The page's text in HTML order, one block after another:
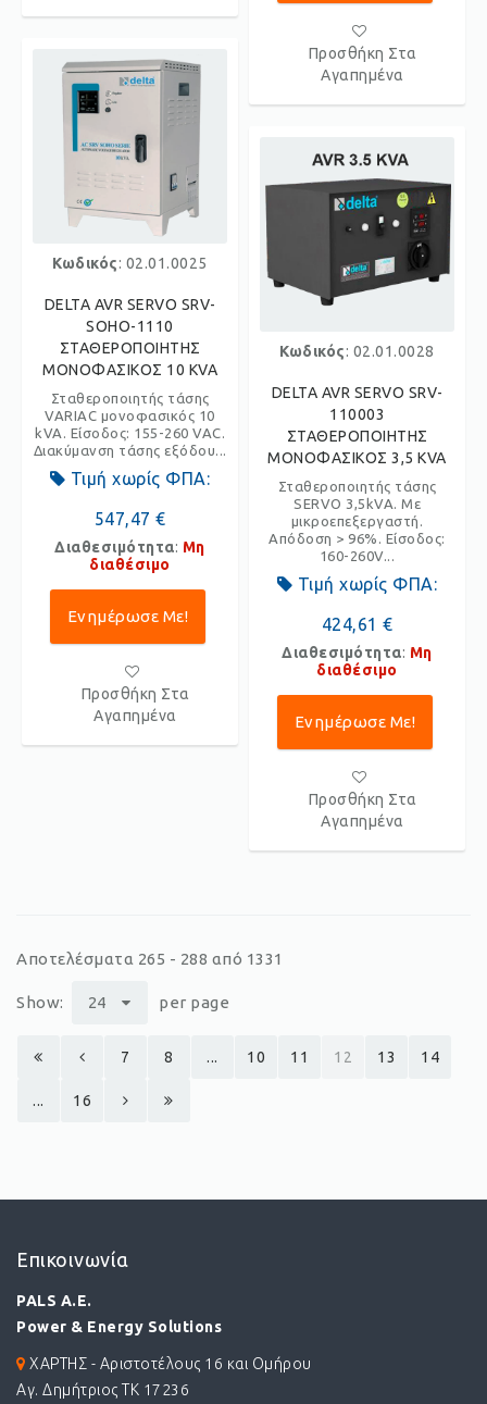
Κωδικός: 02.01.0025
DELTA AVR SERVO SRV-
SOHO-1110
ΣΤΑΘΕΡΟΠΟΙΗΤΗΣ
ΜΟΝΟΦΑΣΙΚΟΣ 10 KVA
Σταθεροποιητής τάσης
VARIAC μονοφασικός 10
kVA. Είσοδος: 155-260 VAC.
Διακύμανση τάσης εξόδου...
Τιμή χωρίς ΦΠΑ:
547,47 €
Διαθεσιμότητα: Μη
διαθέσιμο
Ενημέρωσε Με!
Προσθήκη Στα
Αγαπημένα
Προσθήκη Στα
Αγαπημένα
Κωδικός: 02.01.0028
DELTA AVR SERVO SRV-
110003
ΣΤΑΘΕΡΟΠΟΙΗΤΗΣ
ΜΟΝΟΦΑΣΙΚΟΣ 3,5 KVA
Σταθεροποιητής τάσης
SERVO 3,5kVA. Με
μικροεπεξεργαστή.
Απόδοση > 96%. Είσοδος:
160-260V...
Τιμή χωρίς ΦΠΑ:
424,61 €
Διαθεσιμότητα: Μη
διαθέσιμο
Ενημέρωσε Με!
Προσθήκη Στα
Αγαπημένα
Αποτελέσματα 265 - 288 από 1331
Show: 24 per page
7 8 ... 10 11 12 13 14
... 16
Επικοινωνία
PALS A.E.
Power & Energy Solutions
ΧΑΡΤΗΣ - Αριστοτέλους 16 και Ομήρου
Αγ. Δημήτριος ΤΚ 17236